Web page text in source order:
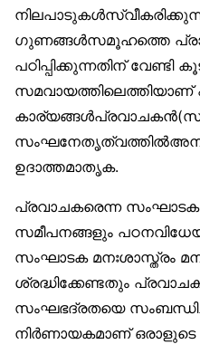
ഗുണങ്ങള്‍സമൂഹത്തെ
പഠിപ്പിക്കുന്നതിന്
സമവായത്തിലെത്തിയാണ്
ഉദാത്തമാതൃക.
പ്രവാചകരെന്ന
സമീപനങ്ങളും
സംഘാടക മനഃശാസ്ത്രം
ശ്രദ്ധിക്കേണ്ടതും
സംഘഭദ്രതയെ
നിര്‍ണായകമാണ് ഒരാളുടെ